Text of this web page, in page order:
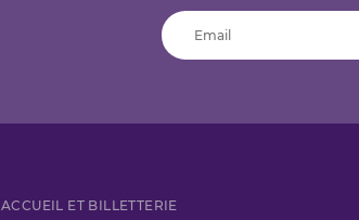
ACCUEIL ET BILLETTERIE